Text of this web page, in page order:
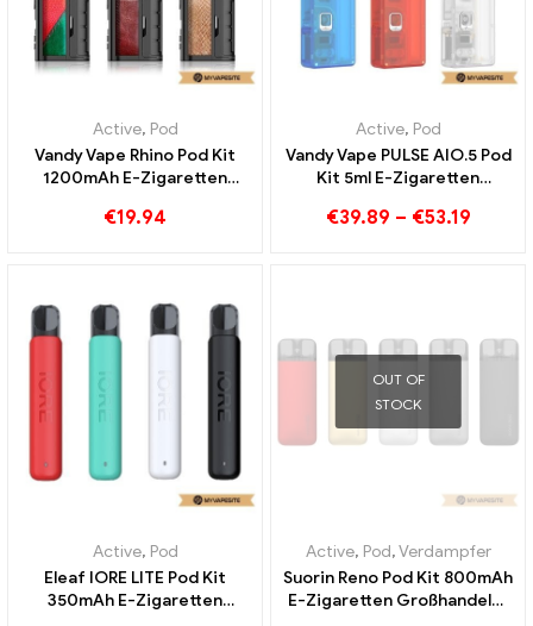
Active, Pod
Vandy Vape Rhino Pod Kit
1200mAh E-Zigaretten
€19.94
Active, Pod
Vandy Vape PULSE AIO.5 Pod
Kit 5ml E-Zigaretten
€39.89 – €53.19
Active, Pod
Eleaf IORE LITE Pod Kit
350mAh E-Zigaretten
OUT OF
STOCK
Active, Pod,Verdampfer
Suorin Reno Pod Kit 800mAh
E-Zigaretten Großhandel丨